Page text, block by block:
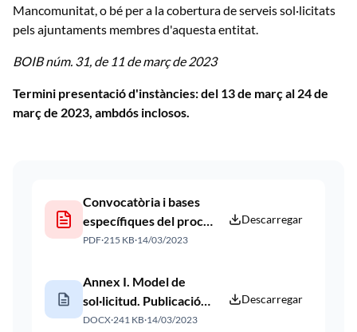
Mancomunitat, o bé per a la cobertura de serveis sol·licitats
pels ajuntaments membres d'aquesta entitat.
BOIB núm. 31, de 11 de març de 2023
Termini presentació d'instàncies: del 13 de març al 24 de
març de 2023, ambdós inclosos.
Convocatòria i bases
específiques del procés.
Publicació web 14 03
PDF·215 KB·14/03/2023
Descarregar
description
Annex I. Model de
sol·licitud. Publicació
web 14 03 2023
DOCX·241 KB·14/03/2023
Descarregar